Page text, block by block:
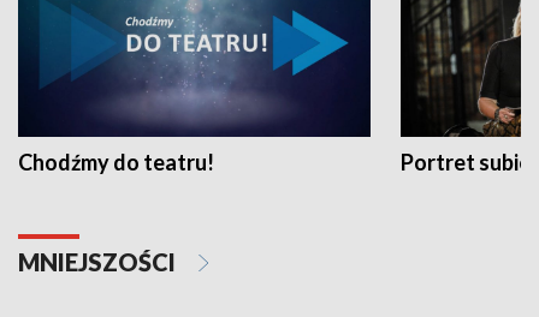
Chodźmy do teatru! Portret
MNIEJSZOŚCI